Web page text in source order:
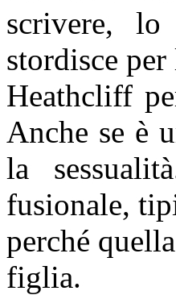
scrivere,
stordisce
Heathcliff
Anche se è
la
fusionale,
perché
figlia.